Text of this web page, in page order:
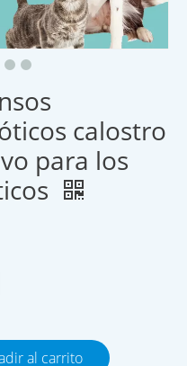
calostro
para los
al carrito